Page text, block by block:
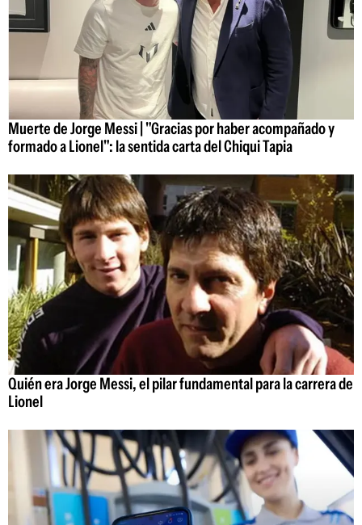
Muerte de Jorge Messi | "Gracias por haber acompañado y
formado a Lionel": la sentida carta del Chiqui Tapia
Quién era Jorge Messi, el pilar fundamental para la carrera de
Lionel